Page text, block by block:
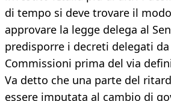
di tempo si deve trovare il
approvare la legge delega al
predisporre i decreti delegati
Commissioni prima del via
Va detto che una parte del
essere imputata al cambio di